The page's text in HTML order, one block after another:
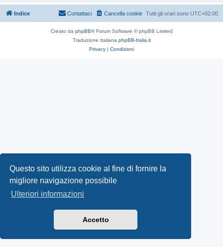
Questo sito utilizza cookie al fine di fornire la
migliore navigazione possibile
Ulteriori informazioni
Accetto
Indice Tutti gli orari sono UTC+02:00
Cancella cookie
Contattaci
Creato da phpBB® Forum Software © phpBB Limited
Traduzione Italiana phpBB-Italia.it
Privacy | Condizioni